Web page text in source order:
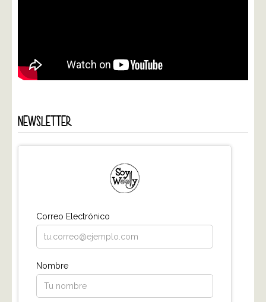
NEWSLETTER